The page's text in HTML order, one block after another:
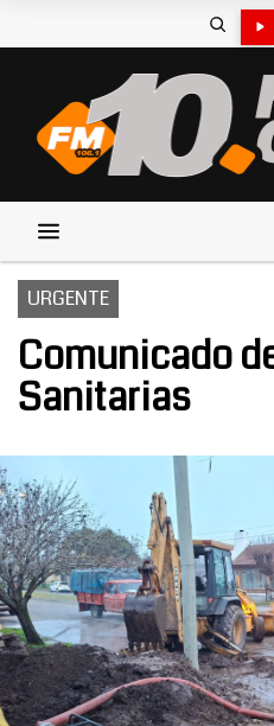
URGENTE
Comunicado
Sanitarias